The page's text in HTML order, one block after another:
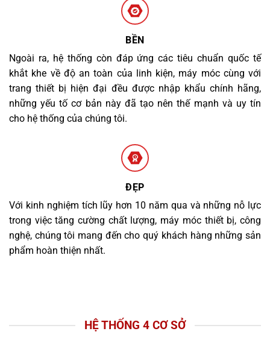
BỀN
Ngoài ra, hệ thống còn đáp ứng các tiêu chuẩn quốc tế
khắt khe về độ an toàn của linh kiện, máy móc cùng với
trang thiết bị hiện đại đều được nhập khẩu chính hãng,
những yếu tố cơ bản này đã tạo nên thế mạnh và uy tín
cho hệ thống của chúng tôi.
ĐẸP
Với kinh nghiệm tích lũy hơn 10 năm qua và những nỗ lực
trong việc tăng cường chất lượng, máy móc thiết bị, công
nghệ, chúng tôi mang đến cho quý khách hàng những sản
phẩm hoàn thiện nhất.
HỆ THỐNG 4 CƠ SỞ